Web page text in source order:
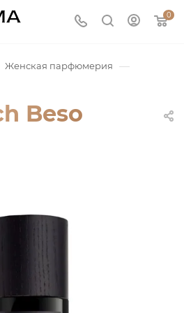
0
Женская парфюмерия —
Beso